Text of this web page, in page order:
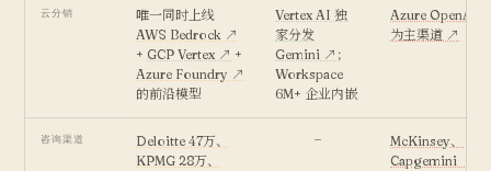
云分销
唯一同时上线
AWS Bedrock ↗
+GCP Vertex ↗ +
Azure Foundry ↗
的前沿模型
Vertex AI 独
家分发
Gemini ↗ ；
Workspace
6M+ 企业内嵌
Azure OpenAI
为主渠道 ↗
咨询渠道
Deloitte 47万、
KPMG 28万、
—
McKinsey、
Capgemini（